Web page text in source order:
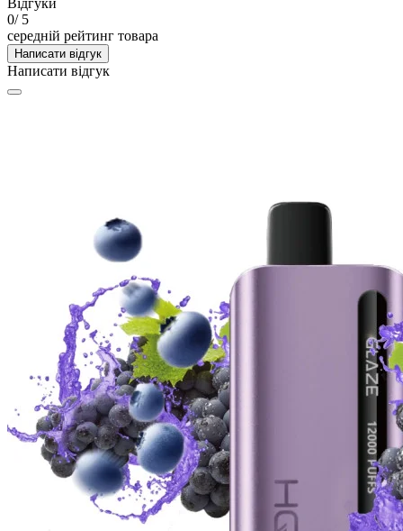
0/ 5
середній рейтинг товара
Написати відгук
Написати відгук